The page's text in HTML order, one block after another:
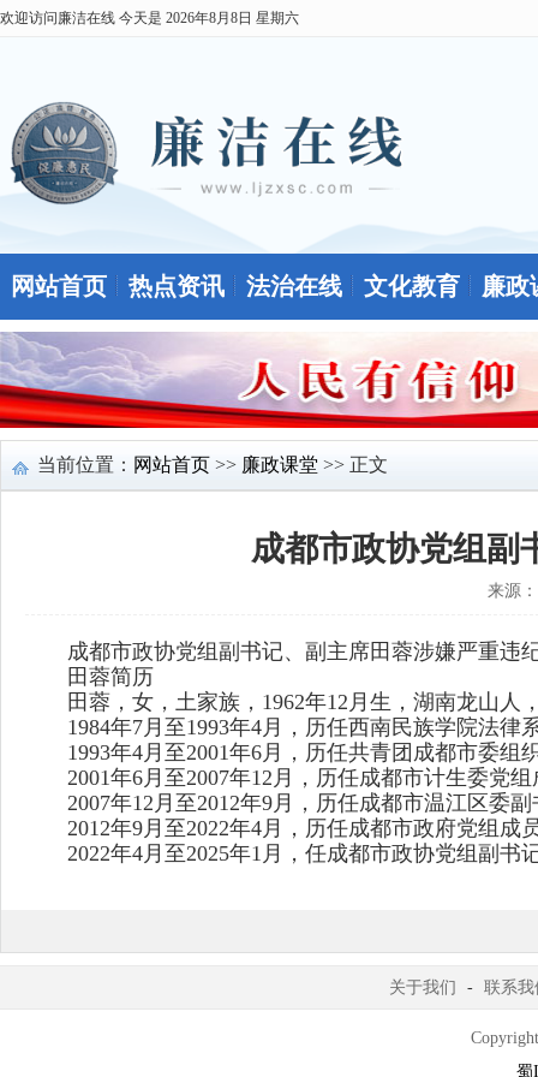
欢迎访问廉洁在线 今天是 2026年8月8日 星期六
网站首页 热点资讯 法治在线 文化教育 廉政
当前位置： 网站首页 >> 廉政课堂 >> 正文
成都市政协党组副
来源
成都市政协党组副书记、副主席田蓉涉嫌严重违
田蓉简历
田蓉，女，土家族，1962年12月生，湖南龙山人
1984年7月至1993年4月，历任西南民族学院法律
1993年4月至2001年6月，历任共青团成都市委组
2001年6月至2007年12月，历任成都市计生委党组
2007年12月至2012年9月，历任成都市温江区委
2012年9月至2022年4月，历任成都市政府党组成
2022年4月至2025年1月，任成都市政协党组副书
关于我们 - 联系我
蜀